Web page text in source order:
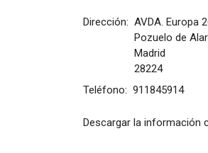
Dirección: AVDA. Europa
Pozuelo de
Madrid
28224
Teléfono: 911845914
Descargar la información